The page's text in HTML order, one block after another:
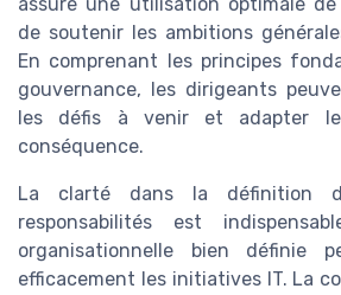
de soutenir les ambitions
En comprenant les principes
gouvernance, les dirigeants
les défis à venir et adapter
conséquence.
La clarté dans la définition
responsabilités est
organisationnelle bien définie
efficacement les initiatives IT. La